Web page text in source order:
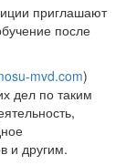
приглашают
после
mvd.com)
дел по таким
и другим.